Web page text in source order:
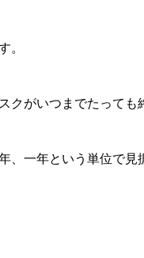
。
クがいつまでたっても
、一年という単位で見